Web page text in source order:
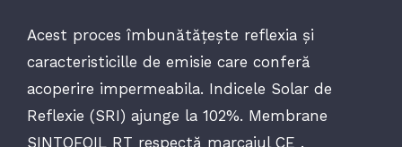
Acest proces îmbunătățește reflexia și
caracteristicille de emisie care conferă
acoperire impermeabila. Indicele Solar de
Reflexie (SRI) ajunge la 102%. Membrane
SINTOFOIL RT respectă marcajul CE .